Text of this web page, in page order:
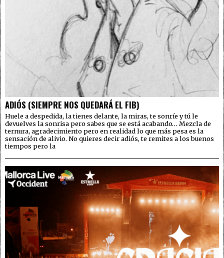
ADIÓS (SIEMPRE NOS QUEDARÁ EL FIB)
Huele a despedida, la tienes delante, la miras, te sonríe y tú le
devuelves la sonrisa pero sabes que se está acabando… Mezcla de
ternura, agradecimiento pero en realidad lo que más pesa es la
sensación de alivio. No quieres decir adiós, te remites a los buenos
tiempos pero la